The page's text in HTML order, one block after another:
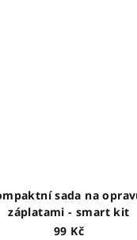
sada na
záplatami - smart kit
99 Kč